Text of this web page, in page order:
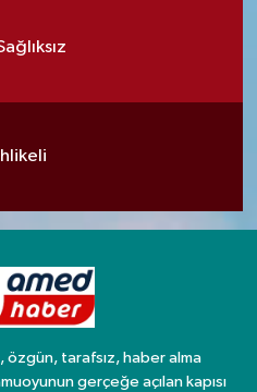
özgün, tarafsız, haber alma
gerçeğe açılan kapısı